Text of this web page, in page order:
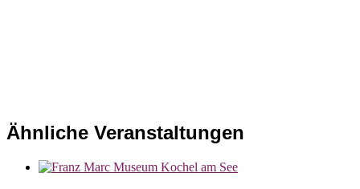
Ähnliche Veranstaltungen